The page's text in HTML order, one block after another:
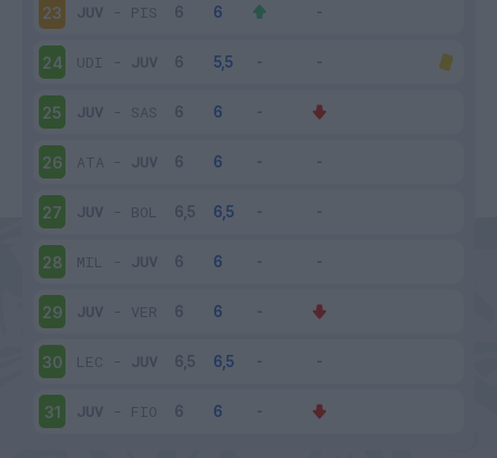
23 JUV - PIS
24 UDI - JUV
25 JUV - SAS
26 ATA - JUV
27 JUV - BOL
28 MIL - JUV
29 JUV - VER
30 LEC - JUV
31 JUV - FIO